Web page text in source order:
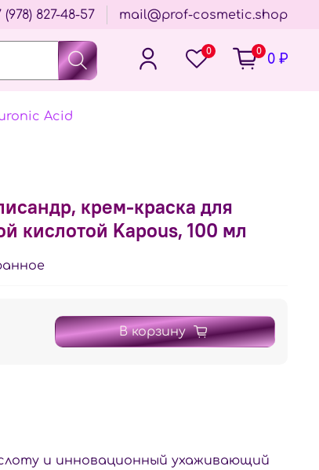
(978) 827-48-57 mail@prof-cosmetic.shop
0 0 0 ₽
Acid
крем-краска для
кислотой Kapous, 100 мл
В корзину
и инновационный ухаживающий